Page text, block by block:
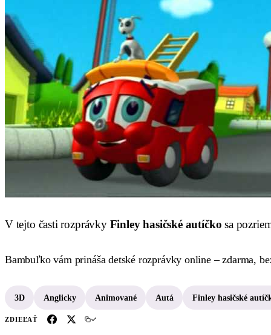
V tejto časti rozprávky Finley hasičské autíčko sa
Bambuľko vám prináša detské rozprávky online – zdarma,
3D Anglicky Animované Autá Finley hasičské
ZDIEĽAŤ